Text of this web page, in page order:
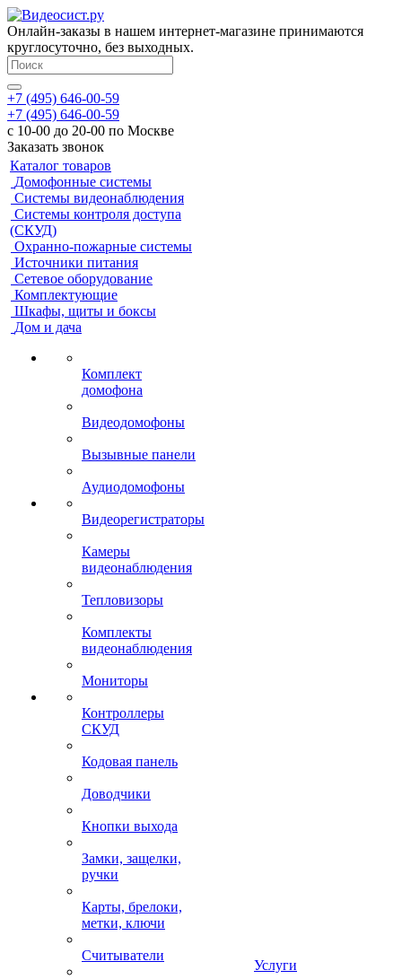
Онлайн-заказы в нашем интернет-магазине принимаются
круглосуточно, без выходных.
+7 (495) 646-00-59
+7 (495) 646-00-59
с 10-00 до 20-00 по Москве
Заказать звонок
Каталог товаров
Домофонные системы
Системы видеонаблюдения
Системы контроля доступа
(СКУД)
Охранно-пожарные системы
Источники питания
Сетевое оборудование
Комплектующие
Шкафы, щиты и боксы
Дом и дача
Комплект
домофона
Видеодомофоны
Вызывные панели
Аудиодомофоны
Видеорегистраторы
Камеры
видеонаблюдения
Тепловизоры
Комплекты
видеонаблюдения
Мониторы
Контроллеры
СКУД
Кодовая панель
Доводчики
Кнопки выхода
Замки, защелки,
ручки
Карты, брелоки,
метки, ключи
Считыватели
Услуги